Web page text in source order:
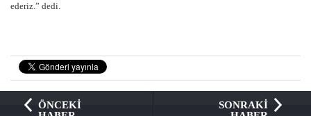
ederiz.” dedi.
ÖNCEKİ
SONRAKİ